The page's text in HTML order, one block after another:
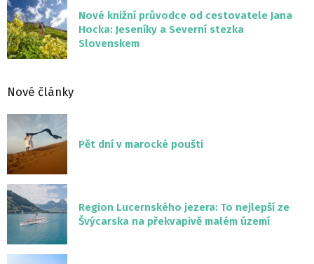
Nové knižní průvodce od cestovatele Jana
Hocka: Jeseníky a Severní stezka
Slovenskem
Nové články
Pět dní v marocké poušti
Region Lucernského jezera: To nejlepší ze
Švýcarska na překvapivě malém území